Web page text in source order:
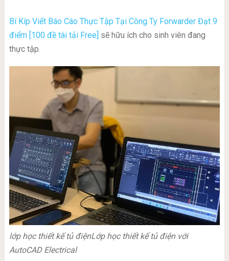
Bí Kíp Viết Báo Cáo Thực Tập Tại Công Ty Forwarder Đạt 9
điểm [100 đề tài tải Free] sẽ hữu ích cho sinh viên đang
thực tập.
lớp học thiết kế tủ điệnLớp học thiết kế tủ điện với
AutoCAD Electrical